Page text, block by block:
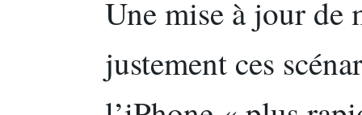
Une mise à jour de
justement ces